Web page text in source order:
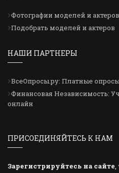
Фотографии моделей и актеров
Подобрать моделей и актеров
НАШИ ПАРТНЕРЫ
ВсеОпросы.ру: Платные
Финансовая Независимость:
онлайн
ПРИСОЕДИНЯЙТЕСЬ К НАМ
Зарегистрируйтесь на сайте,